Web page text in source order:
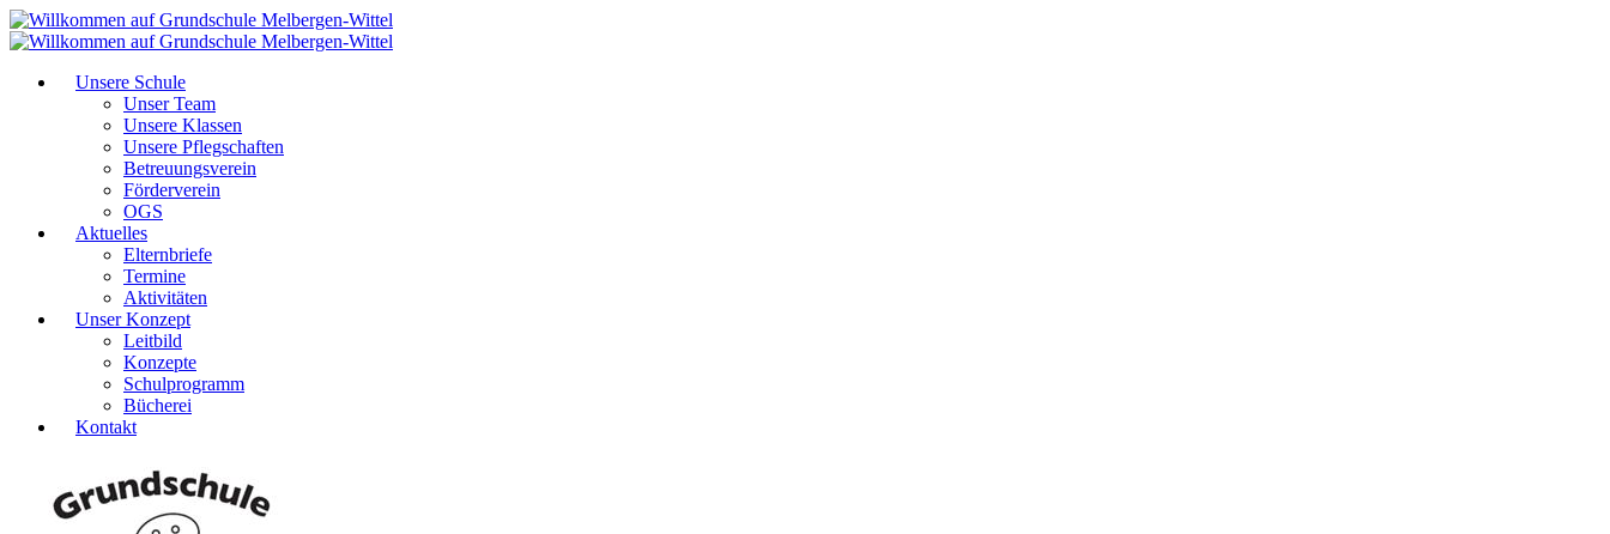
Unsere Schule
Unser Team
Unsere Klassen
Unsere Pflegschaften
Betreuungsverein
Förderverein
OGS
Aktuelles
Elternbriefe
Termine
Aktivitäten
Unser Konzept
Leitbild
Konzepte
Schulprogramm
Bücherei
Kontakt